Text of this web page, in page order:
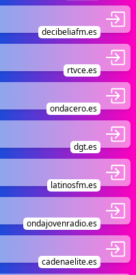
decibeliafm.es
rtvce.es
ondacero.es
dgt.es
latinosfm.es
ondajovenradio.es
cadenaelite.es